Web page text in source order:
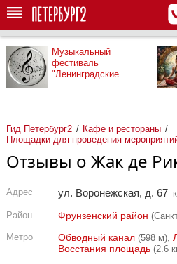
Музыкальный
фестиваль
"Ленинградские
Гид Петербург2
Кафе и рестораны
Площадки для проведения
Отзывы о Жак де
Адрес ул. Воронежская, д. 67
Район Фрунзенский район
Метро
Обводный канал (598 м),
Восстания площадь (2.6